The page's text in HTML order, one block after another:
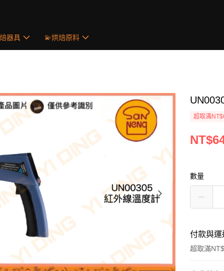
器具 💫烘焙原料
超取滿
數量
付款與
超取滿